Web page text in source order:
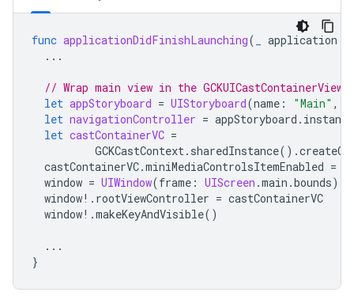
func applicationDidFinishLaunching( application
...
// Wrap main view in the
let appStoryboard = UIStoryboard(name : "Main" ,
let navigationController = appStoryboard .
let castContainerVC =
GCKCastContext. sharedInstance().
castContainerVC.miniMediaControlsItemEnabled =
window = UIWindow(frame : UIScreen .main .bounds)
window!. rootViewController = castContainerVC
window!.makeKeyAndVisible()
...
}